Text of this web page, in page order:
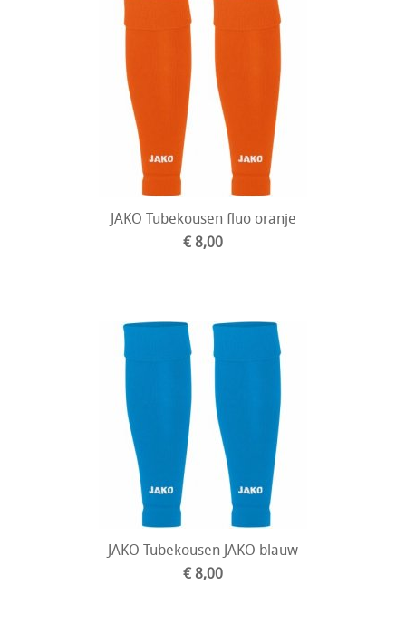
JAKO Tubekousen fluo oranje
€ 8,00
JAKO Tubekousen JAKO blauw
€ 8,00